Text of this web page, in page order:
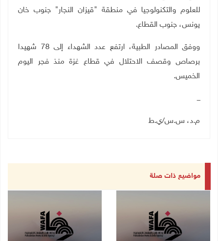
للعلوم والتكنولوجيا في منطقة "قيزان النجار" جنوب خان
يونس، جنوب القطاع.
ووفق المصادر الطبية، ارتفع عدد الشهداء إلى 78 شهيدا
برصاص وقصف الاحتلال في قطاع غزة منذ فجر اليوم
الخميس.
ـــ
م.د، س.س/ي.ط
مواضيع ذات صلة